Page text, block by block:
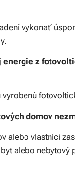
vykonať
energie z
domov
alebo vlastníci
alebo nebytový